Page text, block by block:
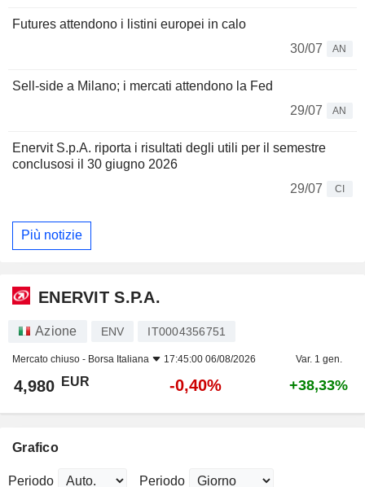
Futures attendono i listini europei in calo
30/07
AN
Sell-side a Milano; i mercati attendono la Fed
29/07
AN
Enervit S.p.A. riporta i risultati degli utili per il semestre
conclusosi il 30 giugno 2026
29/07
CI
Più notizie
ENERVIT S.P.A.
Azione ENV IT0004356751
Mercato chiuso - Borsa Italiana 17:45:00 06/08/2026 Var. 1 gen.
4,980 EUR -0,40% +38,33%
Grafico
Periodo Periodo